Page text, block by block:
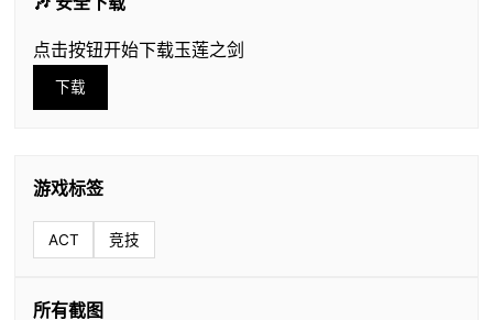
点击按钮开始下载玉莲之剑
下载
游戏标签
ACT 竞技
所有截图